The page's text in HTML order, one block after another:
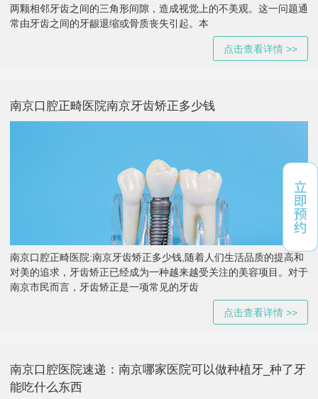
两颗相邻牙齿之间的三角形间隙，造成视觉上的不美观。这一问题通
常由牙齿之间的牙龈退缩或骨质丧失引起。本
点击查看详情 >>
南京口腔正畸医院南京牙齿矫正多少钱
南京口腔正畸医院:南京牙齿矫正多少钱,随着人们生活品质的提高和
对美的追求，牙齿矫正已经成为一种越来越受关注的美容项目。对于
南京市民而言，牙齿矫正是一项常见的牙齿
点击查看详情 >>
南京口腔医院速递：南京哪家医院可以做种植牙_种了牙
能吃什么东西